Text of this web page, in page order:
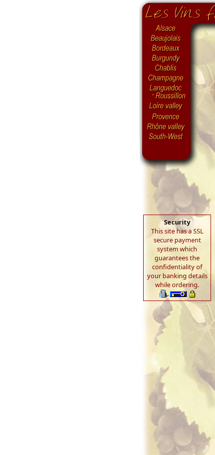
Security
This site has a SSL
secure payment
system which
guarantees the
confidentiality of
your banking details
while ordering.